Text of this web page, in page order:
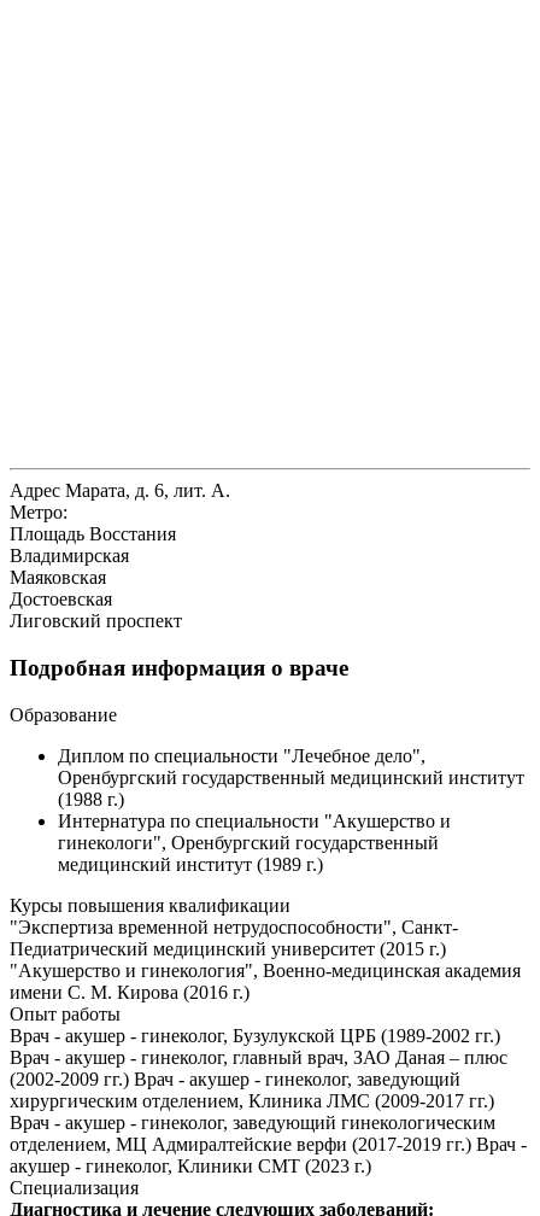
Адрес Марата, д. 6, лит. А.
Метро:
Площадь Восстания
Владимирская
Маяковская
Достоевская
Лиговский проспект
Подробная информация о враче
Образование
Диплом по специальности "Лечебное дело",
Оренбургский государственный медицинский институт
(1988 г.)
Интернатура по специальности "Акушерство и
гинекологи", Оренбургский государственный
медицинский институт (1989 г.)
Курсы повышения квалификации
"Экспертиза временной нетрудоспособности", Санкт-
Педиатрический медицинский университет (2015 г.)
"Акушерство и гинекология", Военно-медицинская академия
имени С. М. Кирова (2016 г.)
Опыт работы
Врач - акушер - гинеколог, Бузулукской ЦРБ (1989-2002 гг.)
Врач - акушер - гинеколог, главный врач, ЗАО Даная – плюс
(2002-2009 гг.) Врач - акушер - гинеколог, заведующий
хирургическим отделением, Клиника ЛМС (2009-2017 гг.)
Врач - акушер - гинеколог, заведующий гинекологическим
отделением, МЦ Адмиралтейские верфи (2017-2019 гг.) Врач -
акушер - гинеколог, Клиники СМТ (2023 г.)
Специализация
Диагностика и лечение следующих заболеваний: